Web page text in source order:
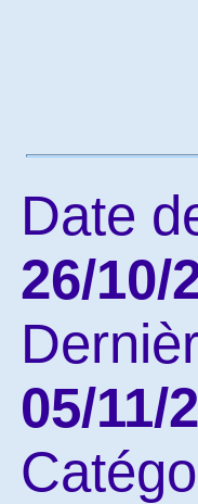
Date
26/10/
05/11/